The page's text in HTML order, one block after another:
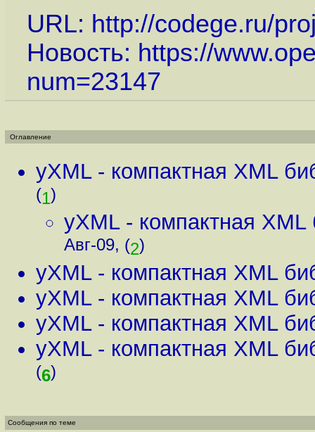
URL: http://codege.ru/
Новость: https://
num=23147
Оглавление
yXML - компактная XML
(1)
yXML - компактная XML
Авг-09, (2)
yXML - компактная XML
yXML - компактная XML
yXML - компактная XML
yXML - компактная XML
(6)
Сообщения по теме